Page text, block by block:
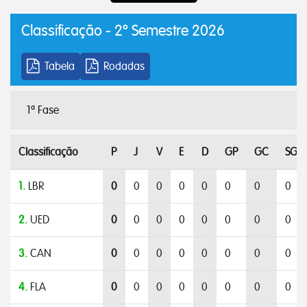
Classificação - 2º Semestre 2026
Tabela Rodadas
1ª Fase
Classificação P J V E D GP GC SG
1. LBR 0 0 0 0 0 0 0 0
2. UED 0 0 0 0 0 0 0 0
3. CAN 0 0 0 0 0 0 0 0
4. FLA 0 0 0 0 0 0 0 0